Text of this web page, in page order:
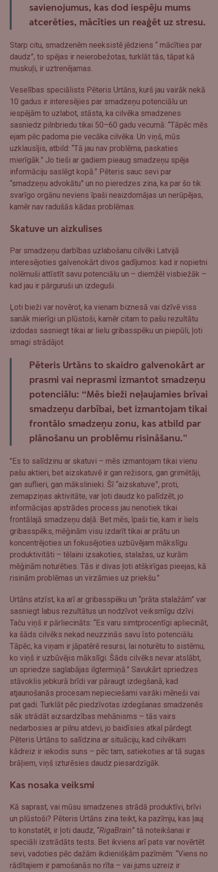
savienojumus, kas dod iespēju mums
atcerēties, mācīties un reaģēt uz stresu.
Starp citu, smadzenēm neeksistē jēdziens “ mācīties par
daudz”, to spējas ir neierobežotas, turklāt tās, tāpat kā
muskuļi, ir uztrenējamas.
Veselības speciālists Pēteris Urtāns, kurš jau vairāk nekā
10 gadus ir interesējies par smadzeņu potenciālu un
iespējām to uzlabot, stāsta, ka cilvēka smadzenes
sasniedz pilnbriedu tikai 50–60 gadu vecumā: “Tāpēc mēs
ejam pēc padoma pie vecāka cilvēka. Un viņš, mūs
uzklausījis, atbild: “Tā jau nav problēma, paskaties
mierīgāk.” Jo tieši ar gadiem pieaug smadzeņu spēja
informāciju saslēgt kopā.” Pēteris sauc sevi par
“smadzeņu advokātu” un no pieredzes zina, ka par šo tik
svarīgo orgānu neviens īpaši neaizdomājas un nerūpējas,
kamēr nav radušās kādas problēmas.
Skatuve un aizkulises
Par smadzeņu darbības uzlabošanu cilvēki Latvijā
interesējoties galvenokārt divos gadījumos: kad ir nopietni
nolēmuši attīstīt savu potenciālu un – diemžēl visbiežāk –
kad jau ir pārguruši un izdeguši.
Ļoti bieži var novērot, ka vienam biznesā vai dzīvē viss
sanāk mierīgi un plūstoši, kamēr citam to pašu rezultātu
izdodas sasniegt tikai ar lielu gribasspēku un piepūli, ļoti
smagi strādājot.
Pēteris Urtāns to skaidro galvenokārt ar
prasmi vai neprasmi izmantot smadzeņu
potenciālu: “Mēs bieži neļaujamies brīvai
smadzeņu darbībai, bet izmantojam tikai
frontālo smadzeņu zonu, kas atbild par
plānošanu un problēmu risināšanu."
"Es to salīdzinu ar skatuvi – mēs izmantojam tikai vienu
pašu aktieri, bet aizskatuvē ir gan režisors, gan grimētāji,
gan suflieri, gan mākslinieki. Šī “aizskatuve”, proti,
zemapziņas aktivitāte, var ļoti daudz ko palīdzēt, jo
informācijas apstrādes process jau nenotiek tikai
frontālajā smadzeņu daļā. Bet mēs, īpaši tie, kam ir liels
gribasspēks, mēģinām visu izdarīt tikai ar prātu un
koncentrējoties un fokusējoties uzbūvējam mākslīgu
produktivitāti – tēlaini izsakoties, stalažas, uz kurām
mēģinām noturēties. Tās ir divas ļoti atšķirīgas pieejas, kā
risinām problēmas un virzāmies uz priekšu.”
Urtāns atzīst, ka arī ar gribasspēku un “prāta stalažām” var
sasniegt labus rezultātus un nodzīvot veiksmīgu dzīvi.
Taču viņš ir pārliecināts: “Es varu simtprocentīgi apliecināt,
ka šāds cilvēks nekad neuzzinās savu īsto potenciālu.
Tāpēc, ka viņam ir jāpatērē resursi, lai noturētu to sistēmu,
ko viņš ir uzbūvējis mākslīgi. Šāds cilvēks nevar atslābt,
un spriedze saglabājas ilgtermiņā.” Savukārt spriedzes
stāvoklis jebkurā brīdi var pāraugt izdegšanā, kad
atjaunošanās procesam nepieciešami vairāki mēneši vai
pat gadi. Turklāt pēc piedzīvotas izdegšanas smadzenēs
sāk strādāt aizsardzības mehānisms – tās vairs
nedarbosies ar pilnu atdevi, jo baidīsies atkal pārdegt.
Pēteris Urtāns to salīdzina ar situāciju, kad cilvēkam
kādreiz ir iekodis suns – pēc tam, satiekoties ar tā sugas
brāļiem, viņš izturēsies daudz piesardzīgāk.
Kas nosaka veiksmi
Kā saprast, vai mūsu smadzenes strādā produktīvi, brīvi
un plūstoši? Pēteris Urtāns zina teikt, ka pazīmju, kas ļauj
to konstatēt, ir ļoti daudz, “RigaBrain” tā noteikšanai ir
speciāli izstrādāts tests. Bet ikviens arī pats var novērtēt
sevi, vadoties pēc dažām ikdienišķām pazīmēm: “Viens no
rādītajiem ir pamošanās no rīta – vai jums uzreiz ir